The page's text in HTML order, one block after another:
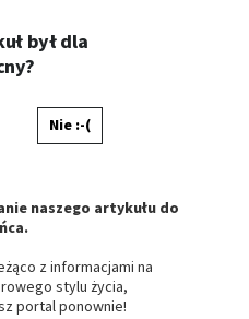
był dla
Nie :-(
naszego artykułu do
z informacjami na
stylu życia,
portal ponownie!